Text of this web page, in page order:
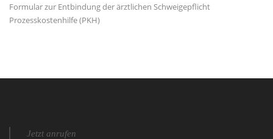
Formular zur Entbindung der ärztlichen Schweigepflicht
Prozesskostenhilfe (PKH)
Jetzt anrufen